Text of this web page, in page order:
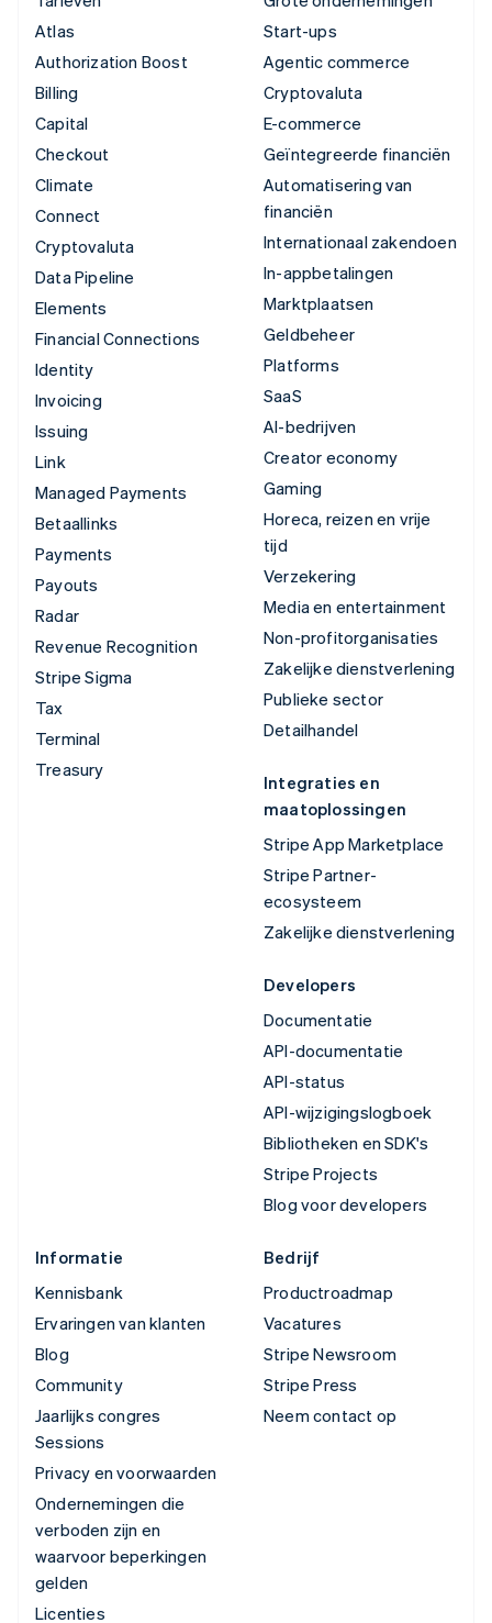
Atlas
Authorization Boost
Billing
Capital
Checkout
Climate
Connect
Cryptovaluta
Data Pipeline
Elements
Financial Connections
Identity
Invoicing
Issuing
Link
Managed Payments
Betaallinks
Payments
Payouts
Radar
Revenue Recognition
Stripe Sigma
Tax
Terminal
Treasury
Start-ups
Agentic commerce
Cryptovaluta
E-commerce
Geïntegreerde financiën
Automatisering van
financiën
Internationaal zakendoen
In-appbetalingen
Marktplaatsen
Geldbeheer
Platforms
SaaS
AI-bedrijven
Creator economy
Gaming
Horeca, reizen en vrije
tijd
Verzekering
Media en entertainment
Non-profitorganisaties
Zakelijke dienstverlening
Publieke sector
Detailhandel
Integraties en
maatoplossingen
Stripe App Marketplace
Stripe Partner-
ecosysteem
Zakelijke dienstverlening
Developers
Documentatie
API-documentatie
API-status
API-wijzigingslogboek
Bibliotheken en SDK's
Stripe Projects
Blog voor developers
Informatie
Kennisbank
Ervaringen van klanten
Blog
Community
Jaarlijks congres
Sessions
Privacy en voorwaarden
Ondernemingen die
verboden zijn en
waarvoor beperkingen
gelden
Licenties
Bedrijf
Productroadmap
Vacatures
Stripe Newsroom
Stripe Press
Neem contact op